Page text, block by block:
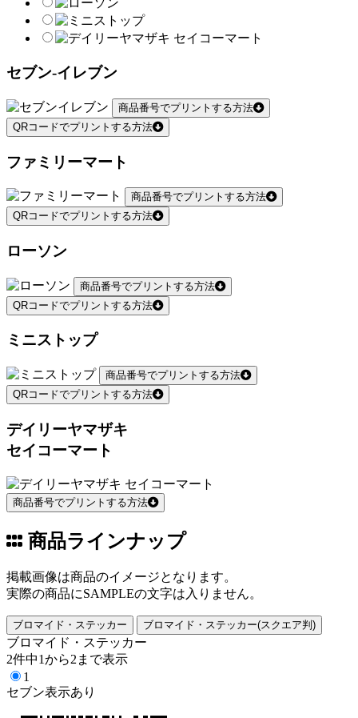
セブン-イレブン
商品番号でプリントする方法
QRコードでプリントする方法
ファミリーマート
商品番号でプリントする方法
QRコードでプリントする方法
ローソン
商品番号でプリントする方法
QRコードでプリントする方法
ミニストップ
商品番号でプリントする方法
QRコードでプリントする方法
デイリーヤマザキ
セイコーマート
商品番号でプリントする方法
商品ラインナップ
掲載画像は商品のイメージとなります。
実際の商品にSAMPLEの文字は入りません。
ブロマイド・ステッカー ブロマイド・ステッカー(スクエア判)
ブロマイド・ステッカー
2件中1から2まで表示
1
セブン表示あり